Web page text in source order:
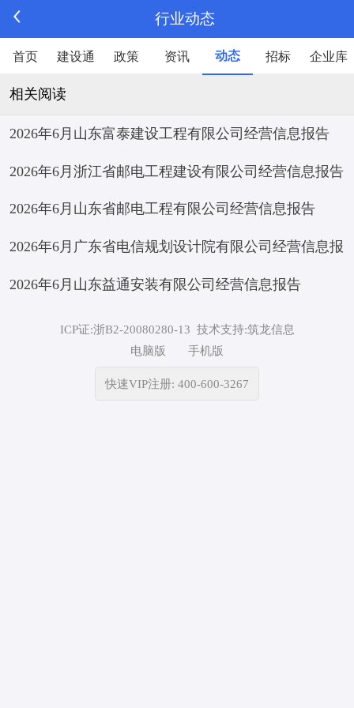
行业动态
首页 建设通 政策 资讯 动态 招标 企业库
相关阅读
2026年6月山东富泰建设工程有限公司经营信息报告
2026年6月浙江省邮电工程建设有限公司经营信息报告
2026年6月山东省邮电工程有限公司经营信息报告
2026年6月广东省电信规划设计院有限公司经营信息报
告
2026年6月山东益通安装有限公司经营信息报告
ICP证:浙B2-20080280-13 技术支持:筑龙信息
电脑版
手机版
快速VIP注册: 400-600-3267